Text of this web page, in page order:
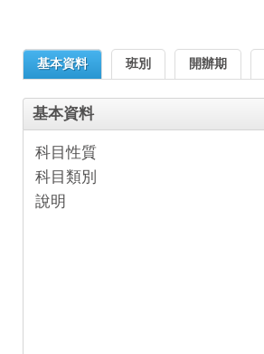
基本資料 班別 開辦期
基本資料
科目性質
科目類別
說明